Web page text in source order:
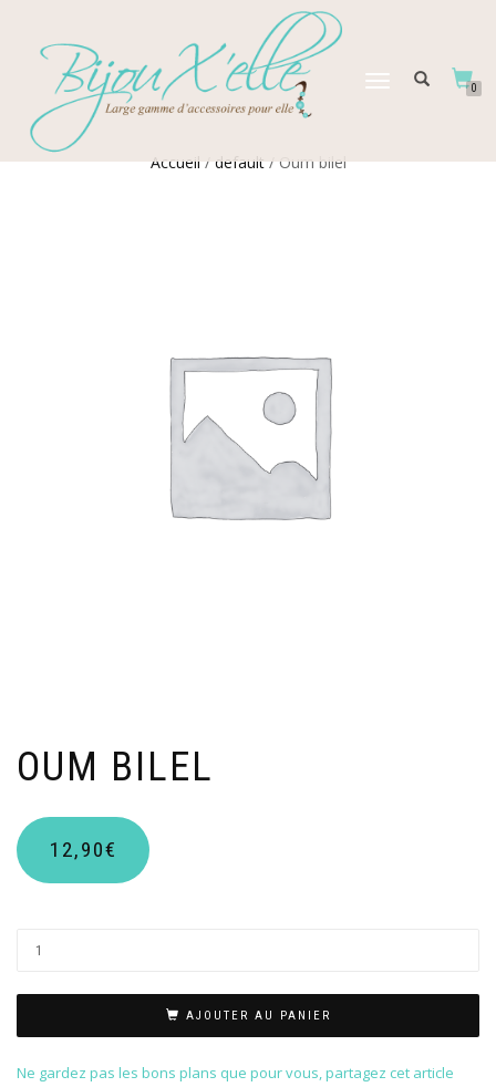
DÉPLIER
0
Accueil/default/ Oum bilel
OUM BILEL
12,90€
AJOUTER AU PANIER
Ne gardez pas les bons plans que pour vous, partagez cet article